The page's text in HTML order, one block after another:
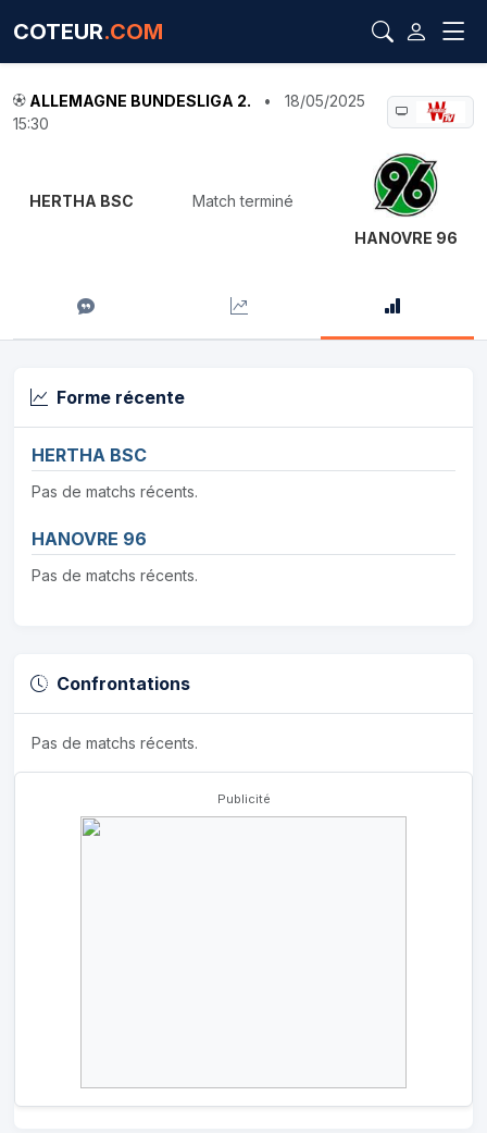
COTEUR.COM
ALLEMAGNE BUNDESLIGA 2. •
18/05/2025
15:30
HERTHA BSC
Match terminé
HANOVRE 96
Forme récente
HERTHA BSC
Pas de matchs récents.
HANOVRE 96
Pas de matchs récents.
Confrontations
Pas de matchs récents.
Publicité